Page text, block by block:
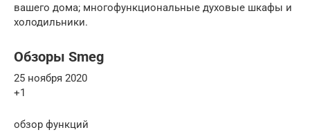
вашего дома; многофункциональные духовые шкафы и
холодильники.
Обзоры Smeg
25 ноября 2020
+1
обзор функций